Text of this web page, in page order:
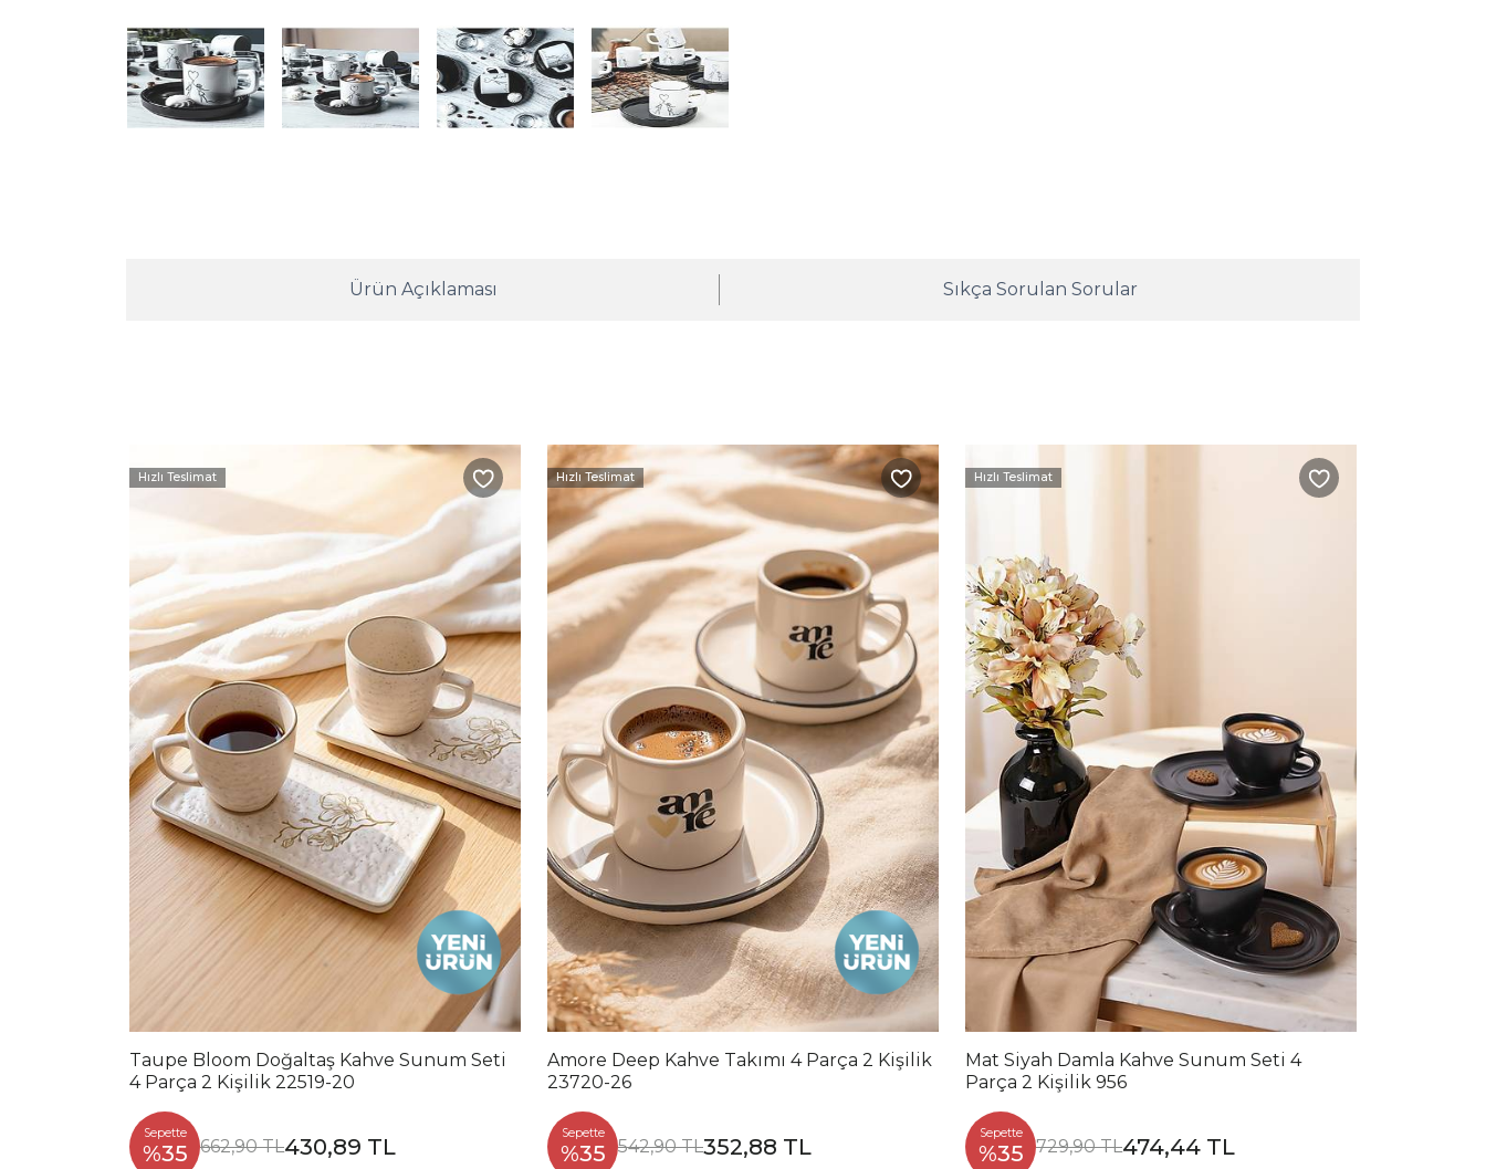
Ürün Açıklaması Sıkça Sorulan Sorular
Hızlı Teslimat
Taupe Bloom Doğaltaş Kahve Sunum Seti
4 Parça 2 Kişilik 22519-20
Sepette
%35 662,90 TL430,89 TL
Hızlı Teslimat
Amore Deep Kahve Takımı 4 Parça 2 Kişilik
23720-26
Sepette
%35 542,90 TL352,88 TL
Hızlı Teslimat
Mat Siyah Damla Kahve Sunum Seti 4
Parça 2 Kişilik 956
Sepette
%35 729,90 TL474,44 TL